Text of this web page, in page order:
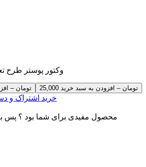
وکتور پوستر طرح
25,000 تومان
خرید اشتراک و
محصول مفیدی برای شما بود ؟ پس به